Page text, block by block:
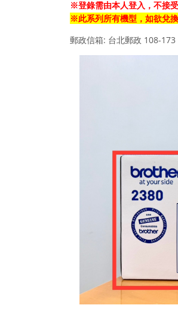
※登錄需由本人登入，不接
※此系列所有機型， 如欲兌
郵政信箱: 台北郵政 108-173